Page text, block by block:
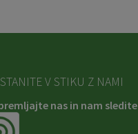
V STIKU Z NAMI
nas in nam sledite